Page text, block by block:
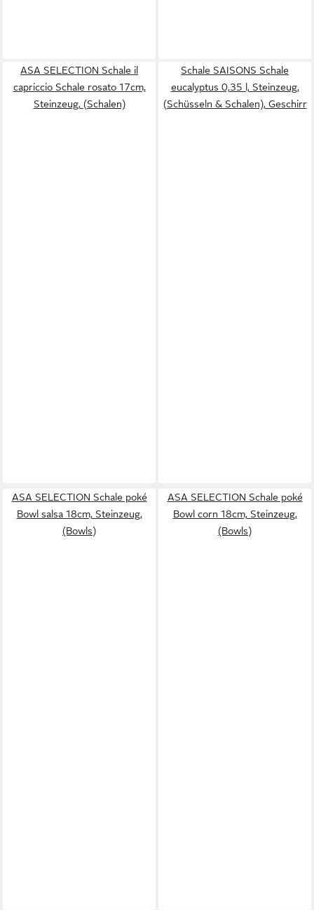
ASA SELECTION Schale il
capriccio Schale rosato 17cm,
Steinzeug, (Schalen)
Schale SAISONS Schale
eucalyptus 0,35 l, Steinzeug,
(Schüsseln & Schalen), Geschirr
ASA SELECTION Schale poké
Bowl salsa 18cm, Steinzeug,
(Bowls)
ASA SELECTION Schale poké
Bowl corn 18cm, Steinzeug,
(Bowls)